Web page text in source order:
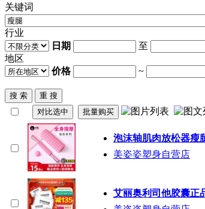
关键词
行业
日期
至
地区
价格
~
泡沫轴肌肉放松器瘦
美姿姿塑身自营店
艾丽奥利司他胶囊正